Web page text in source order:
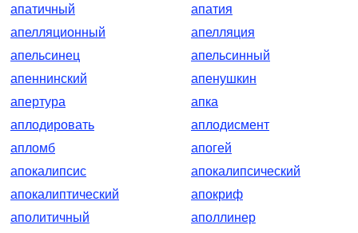
апатичный
апатия
апелляционный
апелляция
апельсинец
апельсинный
апеннинский
апенушкин
апертура
апка
аплодировать
аплодисмент
апломб
апогей
апокалипсис
апокалипсический
апокалиптический
апокриф
аполитичный
аполлинер